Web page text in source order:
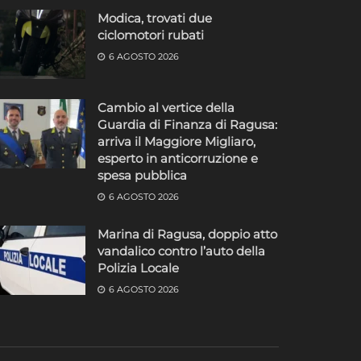
Modica, trovati due
ciclomotori rubati
6 AGOSTO 2026
Cambio al vertice della
Guardia di Finanza di Ragusa:
arriva il Maggiore Migliaro,
esperto in anticorruzione e
spesa pubblica
6 AGOSTO 2026
Marina di Ragusa, doppio atto
vandalico contro l’auto della
Polizia Locale
6 AGOSTO 2026